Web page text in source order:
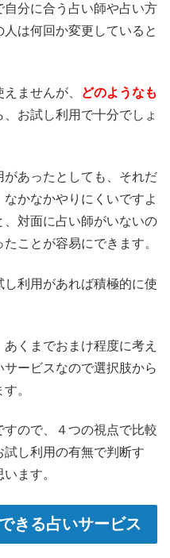
分に合う占い師や占い方
は何回か変更していると
ませんが、
どのようなも
、お試し利用で十分でしょ
あったとしても、それだ
かなかやりにくいですよ
対面に占い師がいないの
ことが容易にできます。
利用があれば積極的に使
くまでおまけ程度に考え
ービスなので選択肢から
。
ので、４つの視点で比較
し利用の有無で判断す
ます。
きる占いサービス